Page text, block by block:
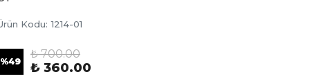
Kodu: 1214-01
%49
₺ 700.00
₺ 360.00